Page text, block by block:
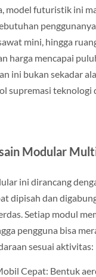
model futuristik ini
mini, hingga
harga mencapai
ini bukan sekadar
supremasi teknologi
Modular
ini dirancang
dipisah dan
Setiap modul
pengguna bisa
sesuai aktivitas:
Cepat: Bentuk